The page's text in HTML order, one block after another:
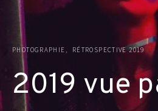
PHOTOGRAPHIE RÉTROSPECTIVE 2019
2019 vue